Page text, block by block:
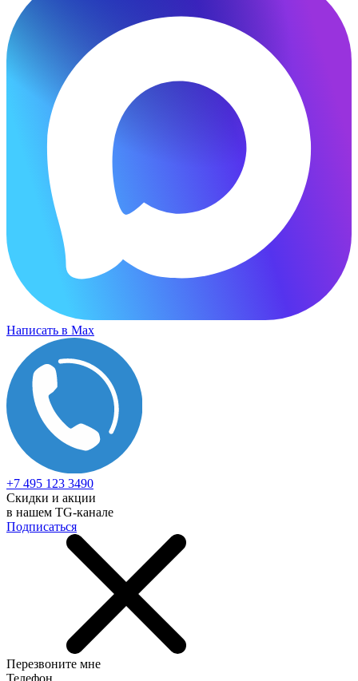
Написать в Max
+7 495 123 3490
Скидки и акции
в нашем TG-канале
Подписаться
Перезвоните мне
Телефон